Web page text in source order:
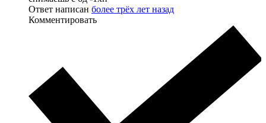
Ответ написан более трёх лет назад
Комментировать